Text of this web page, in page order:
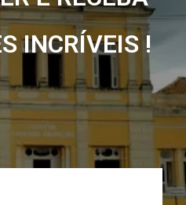
INCRÍVEIS !